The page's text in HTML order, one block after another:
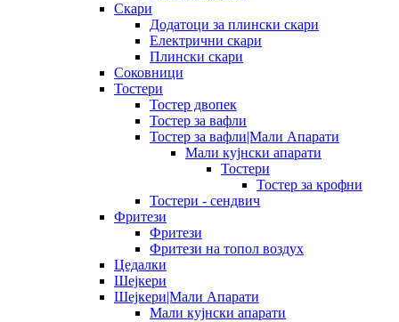
Скари
Додатоци за плински скари
Електрични скари
Плински скари
Соковници
Тостери
Тостер двопек
Тостер за вафли
Тостер за вафли|Мали Апарати
Мали кујнски апарати
Тостери
Тостер за крофни
Тостери - сендвич
Фритези
Фритези
Фритези на топол воздух
Цедалки
Шејкери
Шејкери|Мали Апарати
Мали кујнски апарати